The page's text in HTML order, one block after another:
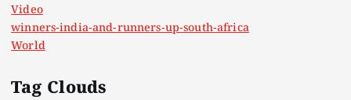
Video
winners-india-and-runners-up-south-africa
World
Tag Clouds